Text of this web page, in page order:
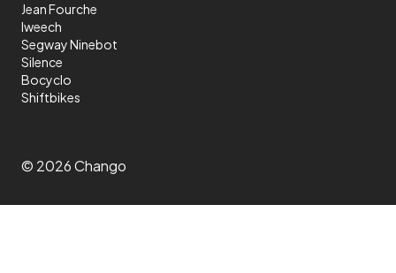
Jean Fourche
Iweech
Segway Ninebot
Silence
Bocyclo
Shiftbikes
© 2026Chango